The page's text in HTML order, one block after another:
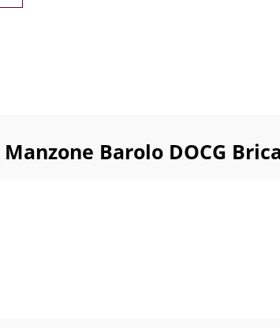
Barolo DOCG